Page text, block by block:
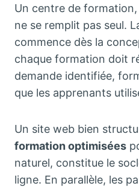
Un centre de
ne se remplit pas seul.
commence dès la
chaque formation doit
demande identifiée,
que les apprenants
Un site web bien
formation optimisées
naturel, constitue le
ligne. En parallèle, les